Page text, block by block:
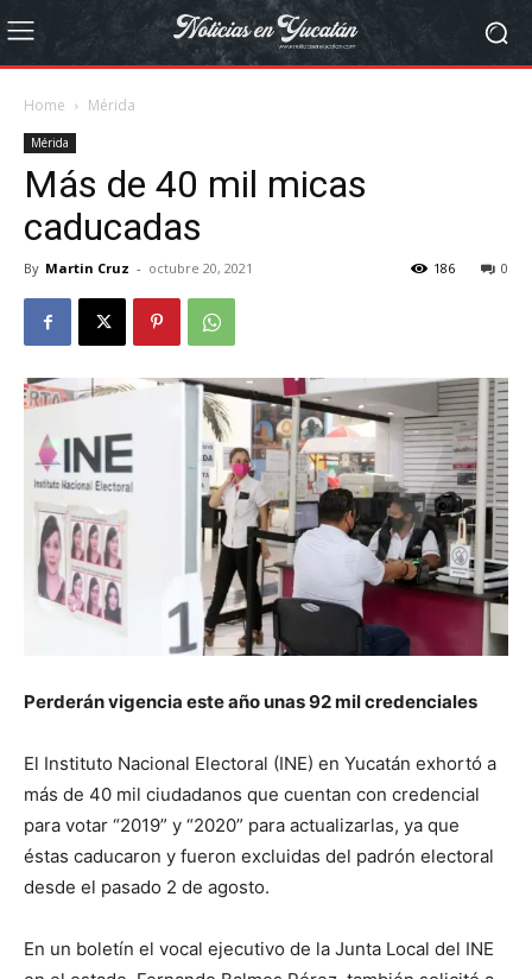
Home Mérida
Mérida
Más de 40 mil micas
caducadas
By Martin Cruz - octubre 20, 2021 0
186
Perderán vigencia este año unas 92 mil credenciales
El Instituto Nacional Electoral (INE) en Yucatán exhortó a
más de 40 mil ciudadanos que cuentan con credencial
para votar “2019” y “2020” para actualizarlas, ya que
éstas caducaron y fueron excluidas del padrón electoral
desde el pasado 2 de agosto.
En un boletín el vocal ejecutivo de la Junta Local del INE